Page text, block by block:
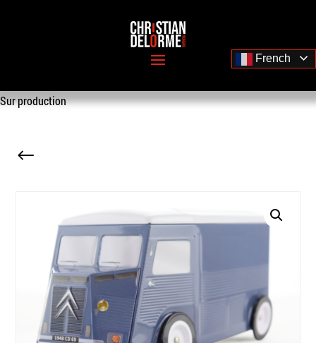
Sur production
#
French